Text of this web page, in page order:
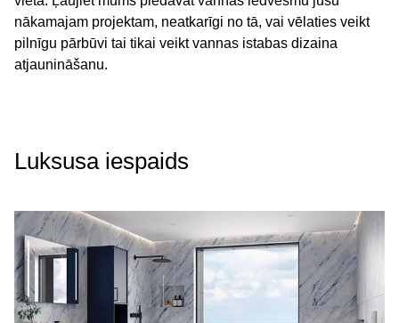
nākamajam projektam, neatkarīgi no tā, vai vēlaties veikt
pilnīgu pārbūvi tai tikai veikt vannas istabas dizaina
atjaunināšanu.
Luksusa iespaids